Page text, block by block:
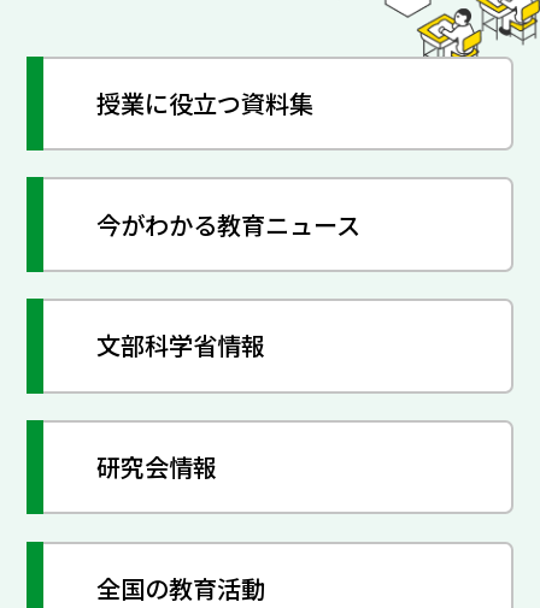
授業に役立つ資料集
今がわかる教育ニュース
文部科学省情報
研究会情報
全国の教育活動